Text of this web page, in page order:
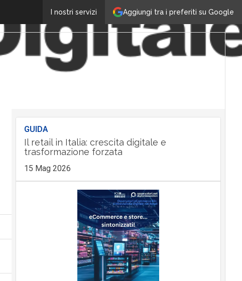
Aggiungi tra i preferiti su Google
I nostri servizi
GUIDA
Il retail in Italia: crescita digitale e
trasformazione forzata
15 Mag 2026